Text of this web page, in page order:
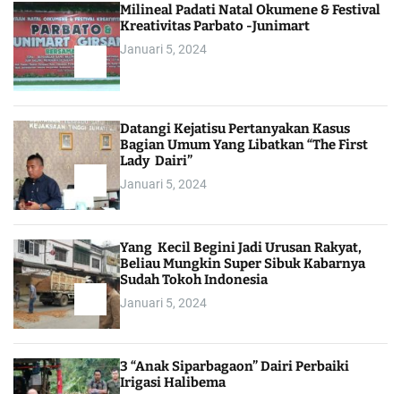
Milineal Padati Natal Okumene & Festival
Kreativitas Parbato -Junimart
Januari 5, 2024
Datangi Kejatisu Pertanyakan Kasus
Bagian Umum Yang Libatkan “The First
Lady Dairi”
Januari 5, 2024
Yang Kecil Begini Jadi Urusan Rakyat,
Beliau Mungkin Super Sibuk Kabarnya
Sudah Tokoh Indonesia
Januari 5, 2024
3 “Anak Siparbagaon” Dairi Perbaiki
Irigasi Halibema